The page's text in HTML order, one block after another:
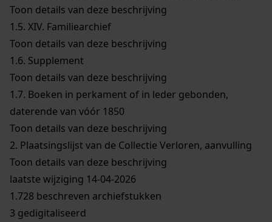
Toon details van deze beschrijving
1.5. XIV. Familiearchief
Toon details van deze beschrijving
1.6. Supplement
Toon details van deze beschrijving
1.7. Boeken in perkament of in leder gebonden,
daterende van vóór 1850
Toon details van deze beschrijving
2. Plaatsingslijst van de Collectie Verloren, aanvulling
Toon details van deze beschrijving
laatste wijziging 14-04-2026
1.728 beschreven archiefstukken
3 gedigitaliseerd